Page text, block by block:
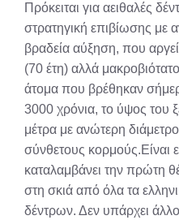
Πρόκειται για αειθαλές
στρατηγική επιβίωσης με
βραδεία αύξηση, που
(70 έτη) αλλά
άτομα που βρέθηκαν
3000 χρόνια, το ύψος του
μέτρα με ανώτερη
σύνθετους κορμούς.Είναι
καταλαμβάνει την πρώτη
στη σκιά από όλα τα
δέντρων. Δεν υπάρχει